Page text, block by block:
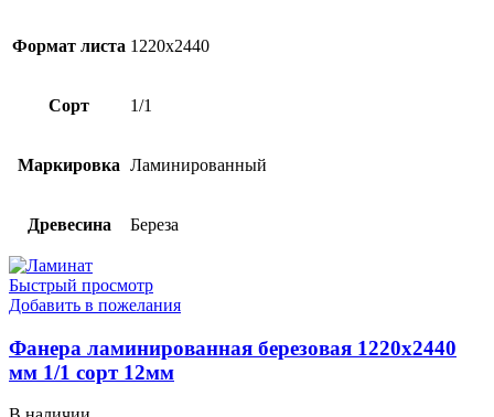
Формат листа 1220х2440
Сорт 1/1
Маркировка Ламинированный
Древесина Береза
Быстрый просмотр
Добавить в пожелания
Фанера ламинированная березовая 1220х2440
мм 1/1 сорт 12мм